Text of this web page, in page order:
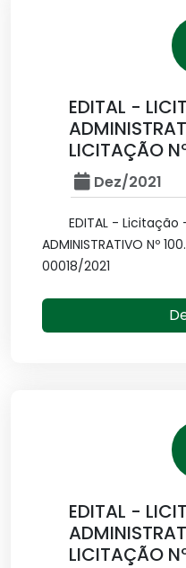
EDITAL -
LICITAÇÃO
Dez/2021
EDITAL - Licitação
ADMINISTRATIVO Nº
00018/2021
EDITAL -
LICITAÇÃO